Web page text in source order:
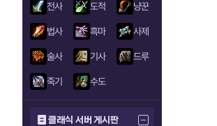
전사 도적 냥꾼
법사 흑마 사제
술사 기사 드루
죽기 수도
클래식 서버 게시판